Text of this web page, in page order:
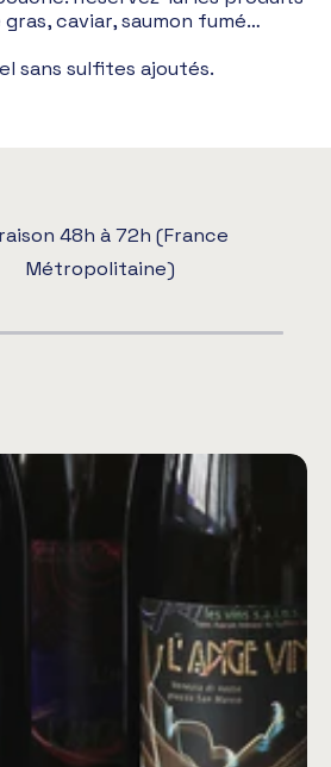
caviar, saumon fumé…
sans sulfites ajoutés.
48h à 72h (France
Métropolitaine)